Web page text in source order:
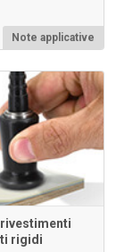
rivestite,
Note applicative
rigidi